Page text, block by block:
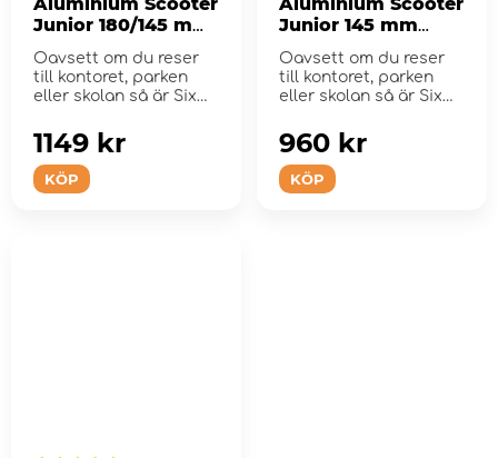
Junior 180/145 mm
Grön
Oavsett om du reser
till kontoret, parken
eller skolan så är Six
KÖP
1149 kr
Junior 145 mm
Pink
Oavsett om du reser
till kontoret, parken
eller skolan så är Six
KÖP
960 kr